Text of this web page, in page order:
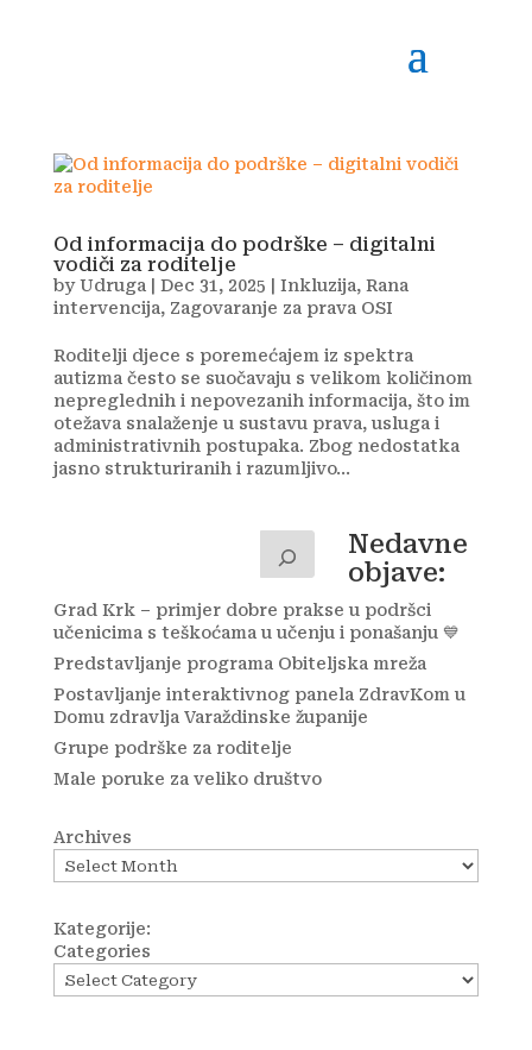
Od informacija do podrške – digitalni
vodiči za roditelje
byUdruga Dec 31, 2025 Inkluzija, Rana
intervencija, Zagovaranje za prava OSI
Roditelji djece s poremećajem iz spektra
autizma često se suočavaju s velikom količinom
nepreglednih i nepovezanih informacija, što im
otežava snalaženje u sustavu prava, usluga i
administrativnih postupaka. Zbog nedostatka
jasno strukturiranih i razumljivo...
Nedavne
objave:
Grad Krk – primjer dobre prakse u podršci
učenicima s teškoćama u učenju i ponašanju 💙
Predstavljanje programa Obiteljska mreža
Postavljanje interaktivnog panela ZdravKom u
Domu zdravlja Varaždinske županije
Grupe podrške za roditelje
Male poruke za veliko društvo
Archives
Kategorije:
Categories